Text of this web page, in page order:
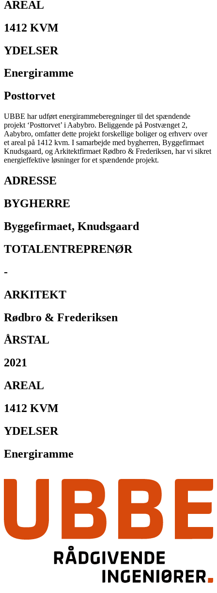
AREAL​
1412 KVM​
YDELSER
Energiramme
Posttorvet
UBBE har udført energirammeberegninger til det spændende
projekt ‘Posttorvet’ i Aabybro. Beliggende på Postvænget 2,
Aabybro, omfatter dette projekt forskellige boliger og erhverv over
et areal på 1412 kvm. I samarbejde med bygherren, Byggefirmaet
Knudsgaard, og Arkitektfirmaet Rødbro & Frederiksen, har vi sikret
energieffektive løsninger for et spændende projekt.
ADRESSE
BYGHERRE
Byggefirmaet, Knudsgaard​
TOTALENTREPRENØR
-
ARKITEKT
Rødbro & Frederiksen
ÅRSTAL
2021
AREAL
1412 KVM​
YDELSER
Energiramme